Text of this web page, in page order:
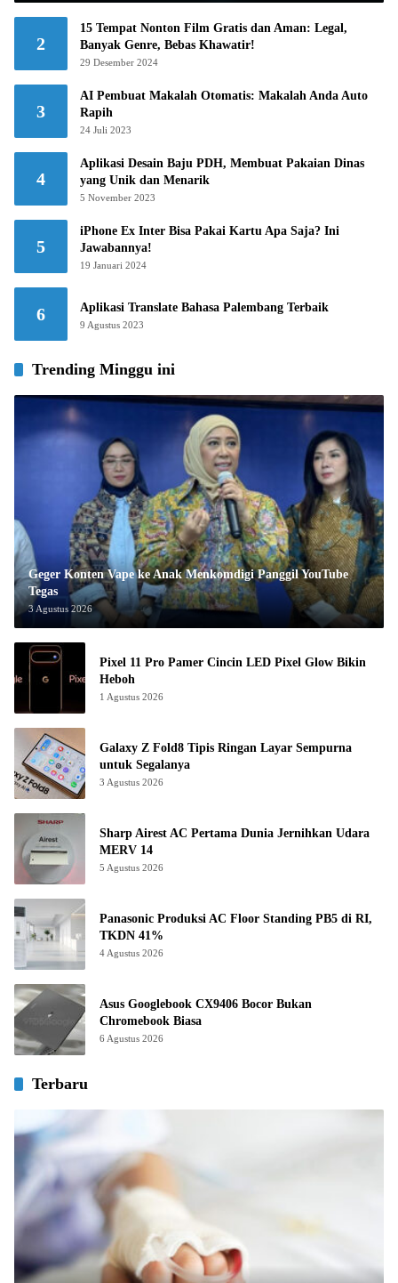
2
15 Tempat Nonton Film Gratis dan Aman: Legal,
Banyak Genre, Bebas Khawatir!
29 Desember 2024
3
AI Pembuat Makalah Otomatis: Makalah Anda Auto
Rapih
24 Juli 2023
4
Aplikasi Desain Baju PDH, Membuat Pakaian Dinas
yang Unik dan Menarik
5 November 2023
5
iPhone Ex Inter Bisa Pakai Kartu Apa Saja? Ini
Jawabannya!
19 Januari 2024
6 Aplikasi Translate Bahasa Palembang Terbaik
9 Agustus 2023
Trending Minggu ini
Geger Konten Vape ke Anak Menkomdigi Panggil YouTube
Tegas
3 Agustus 2026
Pixel 11 Pro Pamer Cincin LED Pixel Glow Bikin
Heboh
1 Agustus 2026
Galaxy Z Fold8 Tipis Ringan Layar Sempurna
untuk Segalanya
3 Agustus 2026
Sharp Airest AC Pertama Dunia Jernihkan Udara
MERV 14
5 Agustus 2026
Panasonic Produksi AC Floor Standing PB5 di RI,
TKDN 41%
4 Agustus 2026
Asus Googlebook CX9406 Bocor Bukan
Chromebook Biasa
6 Agustus 2026
Terbaru